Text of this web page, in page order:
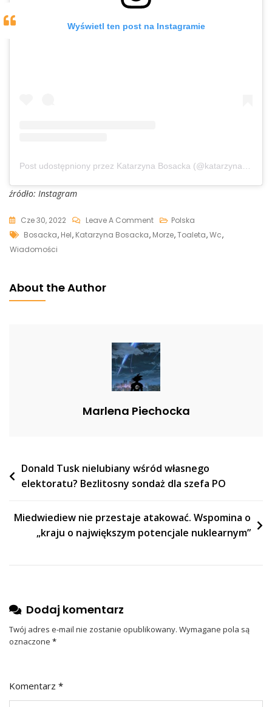
Wyświetl ten post na Instagramie
Post udostępniony przez Katarzyna Bosacka (@katarzynabosacka)
źródło: Instagram
Cze 30, 2022 Leave A CommentOn
Katarzyna
Toalety
Na
Helu.
Będziesz
Zaskoczony
Polska
Tags
Bosacka, Hel, Katarzyna Bosacka, Morze,Toaleta,Wc,
Wiadomości
About the Author
Marlena Piechocka
Nawigacja
wpisu
Donald Tusk nielubiany wśród własnego
elektoratu? Bezlitosny sondaż dla szefa PO
Miedwiediew nie przestaje atakować. Wspomina o
„kraju o największym potencjale nuklearnym”
Dodaj komentarz
Twój adres e-mail nie zostanie opublikowany. Wymagane pola są
oznaczone *
Komentarz *